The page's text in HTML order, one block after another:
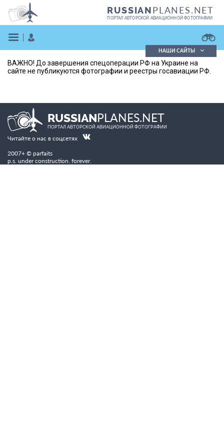
RUSSIANPLANES.NET
ПОРТАЛ АВТОРСКОЙ АВИАЦИОННОЙ ФОТОГРАФИИ
ВОЙТИ
Поиск фотографий
НАШИ САЙТЫ
ВАЖНО! До завершения спецоперации РФ на Украине на
сайте не публикуются фотографии и реестры госавиации РФ.
RUSSIANPLANES.NET
ПОРТАЛ АВТОРСКОЙ АВИАЦИОННОЙ ФОТОГРАФИИ
Читайте о нас в соцсетях
2007+ © parfaits
p.s. under construction. forever.